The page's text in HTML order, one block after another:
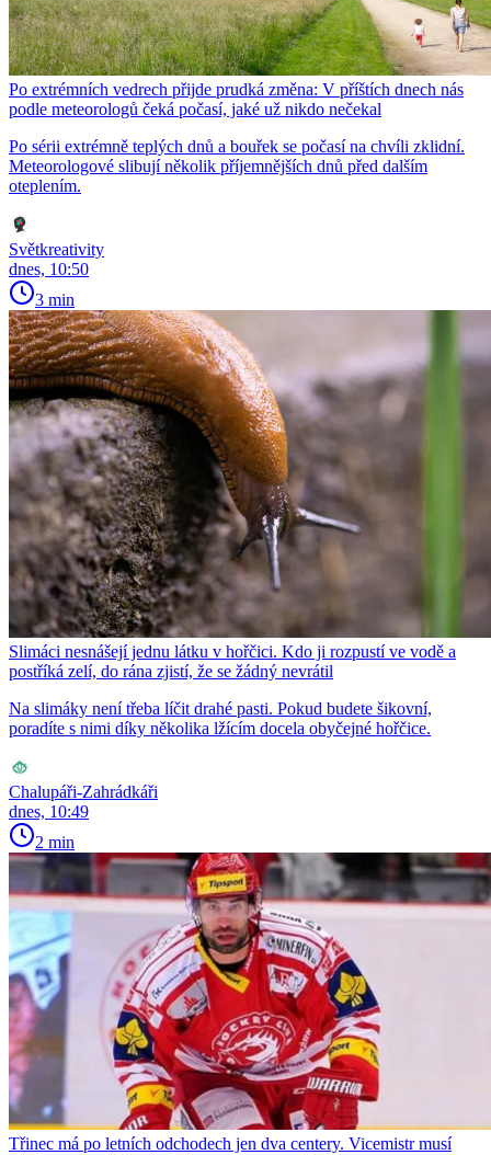
Po extrémních vedrech přijde prudká změna: V příštích dnech nás
podle meteorologů čeká počasí, jaké už nikdo nečekal
Po sérii extrémně teplých dnů a bouřek se počasí na chvíli zklidní.
Meteorologové slibují několik příjemnějších dnů před dalším
oteplením.
Světkreativity
dnes, 10:50
3 min
Slimáci nesnášejí jednu látku v hořčici. Kdo ji rozpustí ve vodě a
postříká zelí, do rána zjistí, že se žádný nevrátil
Na slimáky není třeba líčit drahé pasti. Pokud budete šikovní,
poradíte s nimi díky několika lžícím docela obyčejné hořčice.
Chalupáři-Zahrádkáři
dnes, 10:49
2 min
Třinec má po letních odchodech jen dva centery. Vicemistr musí